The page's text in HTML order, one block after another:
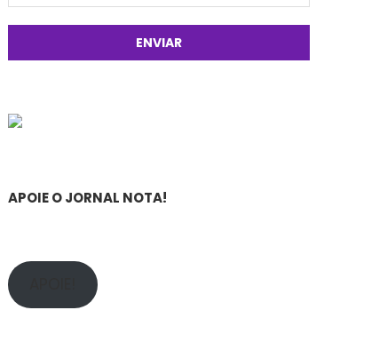
APOIE O JORNAL NOTA!